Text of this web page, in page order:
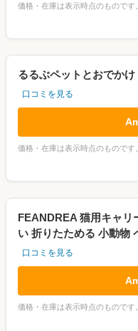
価格・在庫は表示時点のものです
るるぶペットとおでか
口コミを見る
価格・在庫は表示時点のものです
FEANDREA 猫用キャリ
い 折りたためる 小動物
口コミを見る
価格・在庫は表示時点のものです